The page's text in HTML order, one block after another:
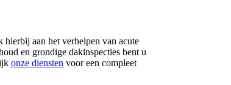
aan het verhelpen van acute
en grondige dakinspecties bent u
onze diensten voor een compleet